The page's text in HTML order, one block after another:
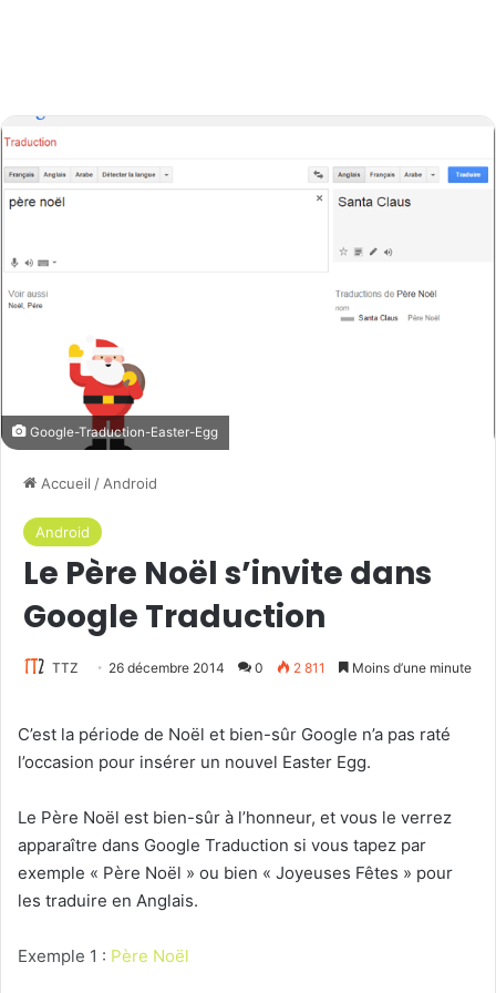
Google-Traduction-Easter-Egg
Accueil /Android
Android
Le Père Noël s’invite dans
Google Traduction
TTZ 26 décembre 2014 0 2 811 Moins d’une minute
C’est la période de Noël et bien-sûr Google n’a pas raté
l’occasion pour insérer un nouvel Easter Egg.
Le Père Noël est bien-sûr à l’honneur, et vous le verrez
apparaître dans Google Traduction si vous tapez par
exemple « Père Noël » ou bien « Joyeuses Fêtes » pour
les traduire en Anglais.
Exemple 1 : Père Noël